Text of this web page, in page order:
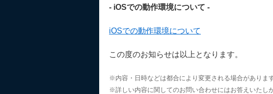
- iOSでの動作環境について -
iOSでの動作環境について
この度のお知らせは以上となります。
※内容・日時などは都合により変更される場合があります
※詳しい内容に関してのお問い合わせにはお答えいたし